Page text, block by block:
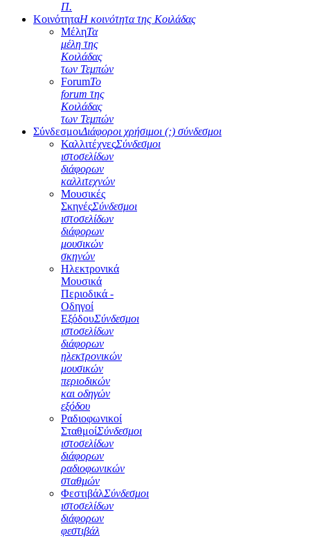
Π.
ΚοινότηταΗ κοινότητα της Κοιλάδας
ΜέληΤα
μέλη της
Κοιλάδας
των Τεμπών
ForumΤο
forum της
Κοιλάδας
των Τεμπών
ΣύνδεσμοιΔιάφοροι χρήσιμοι (;) σύνδεσμοι
ΚαλλιτέχνεςΣύνδεσμοι
ιστοσελίδων
διάφορων
καλλιτεχνών
Μουσικές
ΣκηνέςΣύνδεσμοι
ιστοσελίδων
διάφορων
μουσικών
σκηνών
Ηλεκτρονικά
Μουσικά
Περιοδικά -
Οδηγοί
ΕξόδουΣύνδεσμοι
ιστοσελίδων
διάφορων
ηλεκτρονικών
μουσικών
περιοδικών
και οδηγών
εξόδου
Ραδιοφωνικοί
ΣταθμοίΣύνδεσμοι
ιστοσελίδων
διάφορων
ραδιοφωνικών
σταθμών
ΦεστιβάλΣύνδεσμοι
ιστοσελίδων
διάφορων
φεστιβάλ